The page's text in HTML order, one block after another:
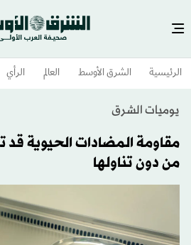
الرئيسية الشرق الأوسط​ العالم الرأي
يوميات الشرق
مقاومة المضادات الحيوية قد
من دون تناولها